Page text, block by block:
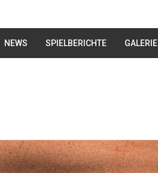
NEWS SPIELBERICHTE GALERIE